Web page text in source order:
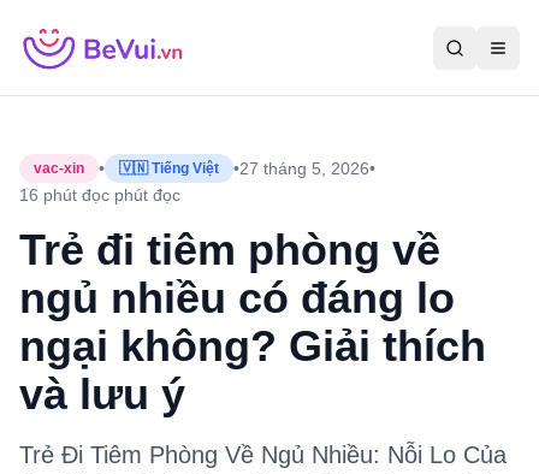
vac-xin • 🇻🇳 Tiếng Việt •27 tháng 5, 2026•
16 phút đọc phút đọc
Trẻ đi tiêm phòng về
ngủ nhiều có đáng lo
ngại không? Giải thích
và lưu ý
Trẻ Đi Tiêm Phòng Về Ngủ Nhiều: Nỗi Lo Của